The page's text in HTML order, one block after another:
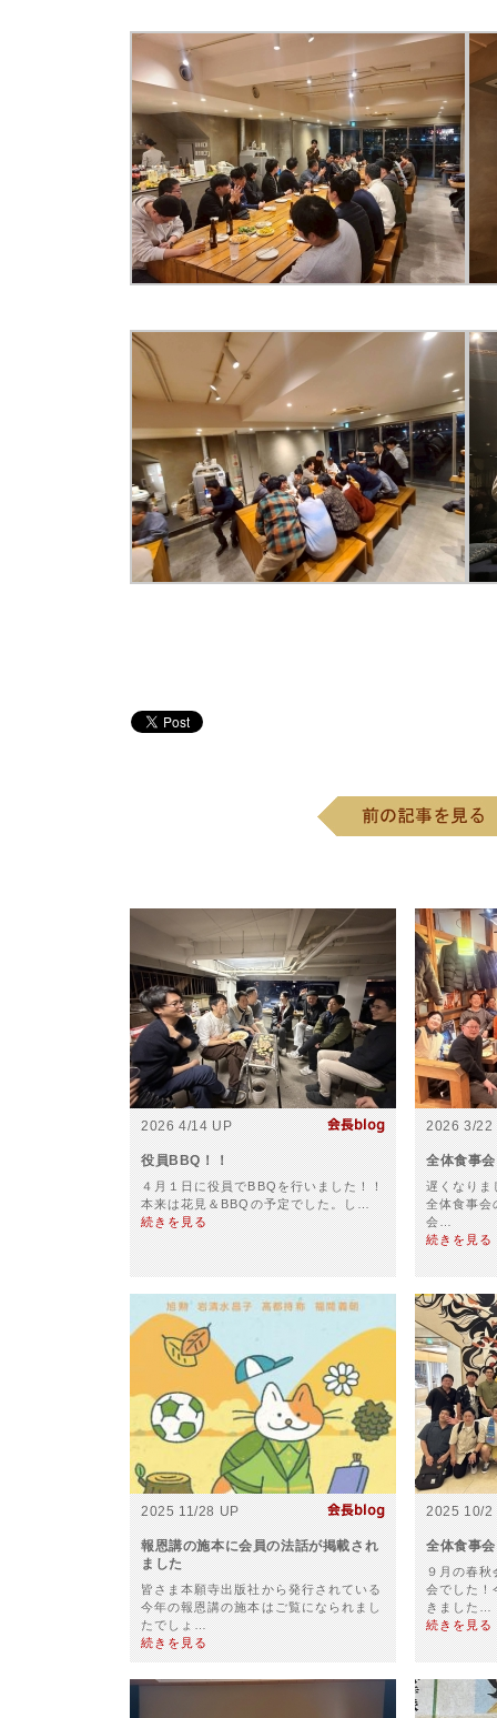
2026 4/14 UP
役員BBQ！！
４月１日に役員でBBQを行いました！！
本来は花見＆BBQの予定でした。し…
続きを見る
2026 3/22
全体食事
遅くなりま
全体食事会
会…
続きを見る
2025 11/28 UP
報恩講の施本に会員の法話が掲載され
ました
皆さま本願寺出版社から発行されている
今年の報恩講の施本はご覧になられまし
たでしょ…
続きを見る
2025 10/2
全体食事
９月の春秋
会でした！
きました…
続きを見る